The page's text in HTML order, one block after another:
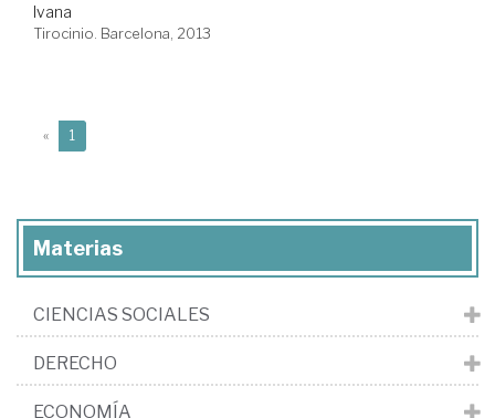
Ivana
Tirocinio. Barcelona, 2013
« 1
Materias
CIENCIAS SOCIALES
DERECHO
ECONOMÍA